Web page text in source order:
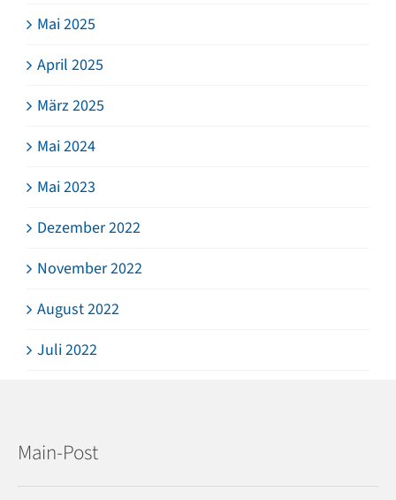
Mai 2025
April 2025
März 2025
Mai 2024
Mai 2023
Dezember 2022
November 2022
August 2022
Juli 2022
Main-Post